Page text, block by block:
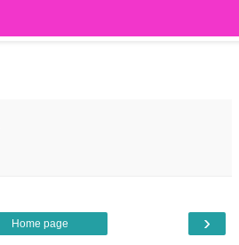
›
Home page